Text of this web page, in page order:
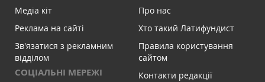
Медіа кіт
Реклама на сайті
Зв'язатися з рекламним
відділом
СОЦІАЛЬНІ МЕРЕЖІ
Про нас
Хто такий Латифундист
Правила користування
сайтом
Контакти редакції